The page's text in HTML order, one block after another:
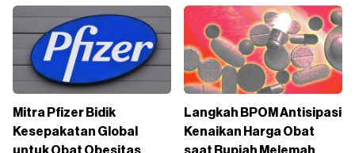
Mitra Pfizer Bidik
Kesepakatan Global
Langkah BPOM Antisipasi
Kenaikan Harga Obat